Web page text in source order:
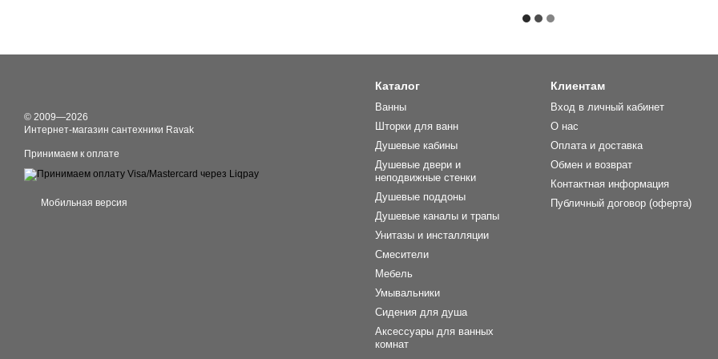
© 2009—2026
Интернет-магазин сантехники Ravak
Принимаем к оплате
Мобильная версия
Каталог
Ванны
Шторки для ванн
Душевые кабины
Душевые двери и
неподвижные стенки
Душевые поддоны
Душевые каналы и трапы
Унитазы и инсталляции
Смесители
Мебель
Умывальники
Сидения для душа
Аксессуары для ванных
комнат
Клиентам
Вход в личный кабинет
О нас
Оплата и доставка
Обмен и возврат
Контактная информация
Публичный договор (оферта)